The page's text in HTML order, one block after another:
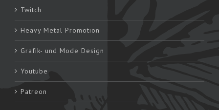
Twitch
Heavy Metal Promotion
Grafik- und Mode Design
Youtube
Patreon